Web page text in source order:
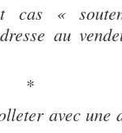
cas «
au
*
avec